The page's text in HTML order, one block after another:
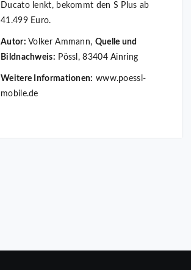
Ducato lenkt, bekommt den S Plus ab
41.499 Euro.
Autor: Volker Ammann, Quelle und
Bildnachweis: Pössl, 83404 Ainring
Weitere Informationen: www.poessl-
mobile.de